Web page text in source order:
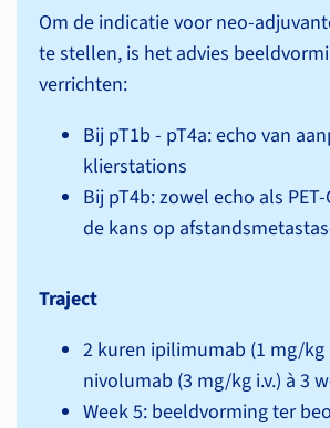
Om de indicatie voor neo-
te stellen, is het advies
verrichten:
Bij pT1b - pT4a: echo van
klier­stations
Bij pT4b: zowel echo als
de kans op
Traject
2 kuren ipilimumab (1 mg/kg
nivolumab (3 mg/kg i.v.) à 3
Week 5: beeldvorming ter